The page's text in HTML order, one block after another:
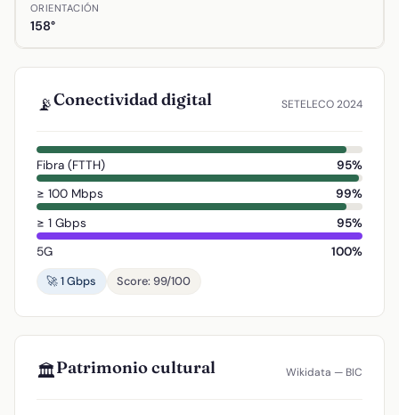
ORIENTACIÓN
158°
📡Conectividad digital SETELECO 2024
Fibra (FTTH)
95%
≥ 100 Mbps
99%
≥ 1 Gbps
95%
5G
100%
🚀 1 Gbps
Score: 99/100
🏛️Patrimonio cultural Wikidata — BIC